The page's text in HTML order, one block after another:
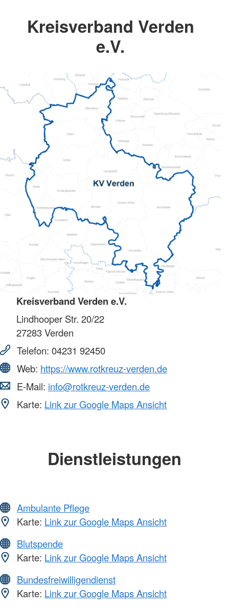
Kreisverband Verden
e.V.
Kreisverband Verden e.V.
Lindhooper Str. 20/22
27283Verden
Telefon: 04231 92450
Web: https://www.rotkreuz-verden.de
E-Mail: info@rotkreuz-verden.de
Karte: Link zur Google Maps Ansicht
Dienstleistungen
Ambulante Pflege
Karte: Link zur Google Maps Ansicht
Blutspende
Karte: Link zur Google Maps Ansicht
Bundesfreiwilligendienst
Karte: Link zur Google Maps Ansicht